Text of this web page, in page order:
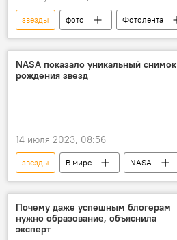
звезды фото
Фотолента
космос
Солнце
NASA показало уникальный снимок
рождения звезд
14 июля 2023, 08:56
звезды В мире NASA
астрономия
Почему даже успешным блогерам
нужно образование, объяснила
эксперт